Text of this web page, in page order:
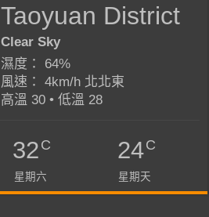
Taoyuan District
Clear Sky
濕度： 64%
風速： 4km/h 北北東
高溫 30 • 低溫 28
32C
星期六
24C
星期天